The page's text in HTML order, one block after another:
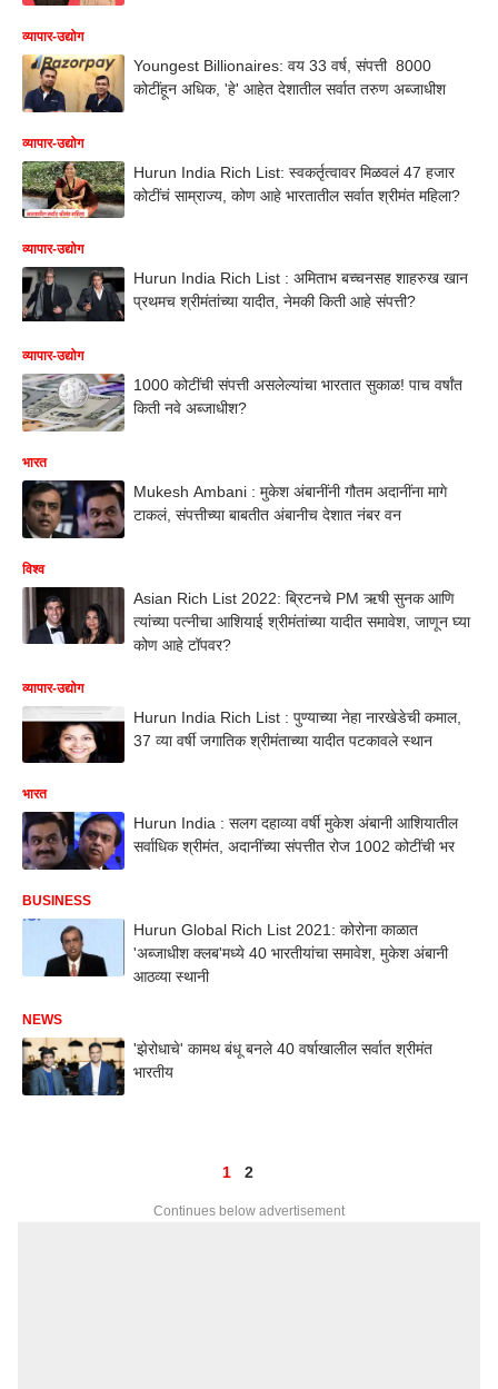
व्यापार-उद्योग
Youngest Billionaires: वय 33 वर्ष, संपत्ती 8000
कोटींहून अधिक, 'हे' आहेत देशातील सर्वात तरुण अब्जाधीश
व्यापार-उद्योग
Hurun India Rich List: स्वकर्तृत्वावर मिळवलं 47 हजार
कोटींचं साम्राज्य, कोण आहे भारतातील सर्वात श्रीमंत महिला?
व्यापार-उद्योग
Hurun India Rich List : अमिताभ बच्चनसह शाहरुख खान
प्रथमच श्रीमंतांच्या यादीत, नेमकी किती आहे संपत्ती?
व्यापार-उद्योग
1000 कोटींची संपत्ती असलेल्यांचा भारतात सुकाळ! पाच वर्षांत
किती नवे अब्जाधीश?
भारत
Mukesh Ambani : मुकेश अंबानींनी गौतम अदानींना मागे
टाकलं, संपत्तीच्या बाबतीत अंबानीच देशात नंबर वन
विश्व
Asian Rich List 2022: ब्रिटनचे PM ऋषी सुनक आणि
त्यांच्या पत्नीचा आशियाई श्रीमंतांच्या यादीत समावेश, जाणून घ्या
कोण आहे टॉपवर?
व्यापार-उद्योग
Hurun India Rich List : पुण्याच्या नेहा नारखेडेची कमाल,
37 व्या वर्षी जगातिक श्रीमंताच्या यादीत पटकावले स्थान
भारत
Hurun India : सलग दहाव्या वर्षी मुकेश अंबानी आशियातील
सर्वाधिक श्रीमंत, अदानींच्या संपत्तीत रोज 1002 कोटींची भर
BUSINESS
Hurun Global Rich List 2021: कोरोना काळात
'अब्जाधीश क्लब'मध्ये 40 भारतीयांचा समावेश, मुकेश अंबानी
आठव्या स्थानी
NEWS
'झेरोधाचे' कामथ बंधू बनले 40 वर्षाखालील सर्वात श्रीमंत
भारतीय
1 2
Continues below advertisement